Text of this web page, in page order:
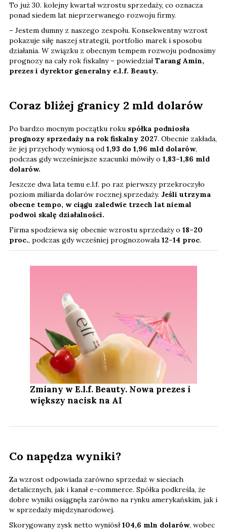
To już 30. kolejny kwartał wzrostu sprzedaży, co oznacza
ponad siedem lat nieprzerwanego rozwoju firmy.
– Jestem dumny z naszego zespołu. Konsekwentny wzrost
pokazuje siłę naszej strategii, portfolio marek i sposobu
działania. W związku z obecnym tempem rozwoju podnosimy
prognozy na cały rok fiskalny – powiedziałTarang Amin,
prezes i dyrektor generalny e.l.f. Beauty.
Coraz bliżej granicy 2 mld dolarów
Po bardzo mocnym początku roku spółka podniosła
prognozy sprzedaży na rok fiskalny 2027. Obecnie zakłada,
że jej przychody wyniosą od 1,93 do 1,96 mld dolarów,
podczas gdy wcześniejsze szacunki mówiły o 1,83–1,86 mld
dolarów.
Jeszcze dwa lata temu e.l.f. po raz pierwszy przekroczyło
poziom miliarda dolarów rocznej sprzedaży. Jeśli utrzyma
obecne tempo, w ciągu zaledwie trzech lat niemal
podwoi skalę działalności.
Firma spodziewa się obecnie wzrostu sprzedaży o 18–20
proc., podczas gdy wcześniej prognozowała 12–14 proc.
Zmiany w E.l.f. Beauty. Nowa prezes i
większy nacisk na AI
Co napędza wyniki?
Za wzrost odpowiada zarówno sprzedaż w sieciach
detalicznych, jak i kanał e-commerce. Spółka podkreśla, że
dobre wyniki osiągnęła zarówno na rynku amerykańskim, jak i
w sprzedaży międzynarodowej.
Skorygowany zysk netto wyniósł104,6 mln dolarów, wobec